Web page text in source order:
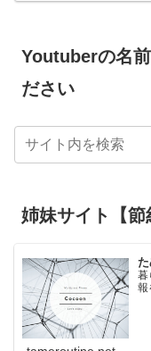
Youtuberの名
ださい
姉妹サイト【節
暮
報